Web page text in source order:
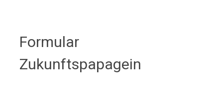
Formular
Zukunftspapagein